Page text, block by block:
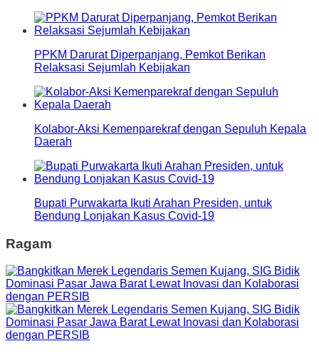
PPKM Darurat Diperpanjang, Pemkot Berikan
Relaksasi Sejumlah Kebijakan
Kolabor-Aksi Kemenparekraf dengan Sepuluh Kepala
Daerah
Bupati Purwakarta Ikuti Arahan Presiden, untuk
Bendung Lonjakan Kasus Covid-19
Ragam